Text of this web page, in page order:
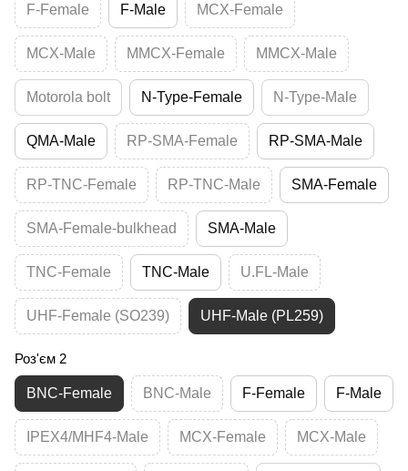
F-Female F-Male MCX-Female
MCX-Male MMCX-Female MMCX-Male
Motorola bolt N-Type-Female N-Type-Male
QMA-Male RP-SMA-Female RP-SMA-Male
RP-TNC-Female RP-TNC-Male SMA-Female
SMA-Female-bulkhead SMA-Male
TNC-Female TNC-Male U.FL-Male
UHF-Female (SO239) UHF-Male (PL259)
Роз'єм 2
BNC-Female BNC-Male F-Female F-Male
IPEX4/MHF4-Male MCX-Female MCX-Male